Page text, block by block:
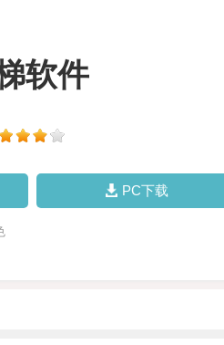
软件
PC下载